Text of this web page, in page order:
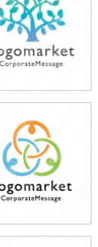
(税込54,780円)
49,800円
(税込54,780円)